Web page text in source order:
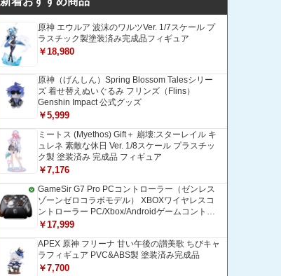
原神 エウルア 波沫のワルツVer. 1/7スケール プ
ラスチック製塗装済み完成品フィギュア
￥18,980
原神（げんしん）Spring Blossom Talesシリー
ズ 着せ替えぬいぐるみ フリンズ（Flins）
Genshin Impact 公式グッズ
￥5,999
ミートス (Myethos) Gift＋ 崩壊:スターレイル キ
ュレネ 素敵な休日 Ver. 1/8スケール プラスチッ
ク製 塗装済み 完成品 フィギュア
￥7,176
GameSir G7 Pro PCコントローラー（ゼンレス
ゾーンゼロコラボモデル） XBOXワイヤレスコ
ントローラー PC/Xbox/Androidゲームコントロ
ーラー 1200mAH大容量バッテリー TMRホール
コントローラー 追加ボタン＆トリガー/グリップ
振動モーター搭載 トリガーストップ＆背面ボタ
ンロック付きゲームパッド 光学式マイクロスイ
￥17,999
APEX 原神 フリーナ 甘い午後の讃美歌 ちびキャ
ラフィギュア PVC&ABS製 塗装済み完成品
￥7,700